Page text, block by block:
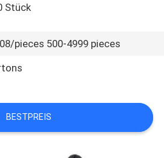
Stück
pieces 500-4999 pieces
BESTPREIS